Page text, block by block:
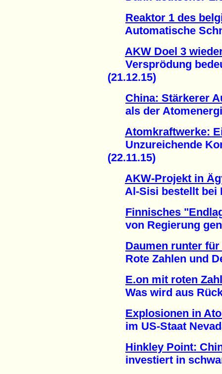
Reaktor 1 des
Automatische
AKW Doel 3
Versprödung
(21.12.15)
China: Stärkerer
als der
Atomkraftwerke:
Unzureichende
(22.11.15)
AKW-Projekt in
Al-Sisi bestellt bei
Finnisches
von Regierung
Daumen runter für
Rote Zahlen und
E.on mit roten
Was wird aus
Explosionen in
im US-Staat
Hinkley Point:
investiert in